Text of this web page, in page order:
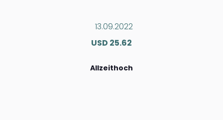
13.09.2022
USD 25.62
Allzeithoch